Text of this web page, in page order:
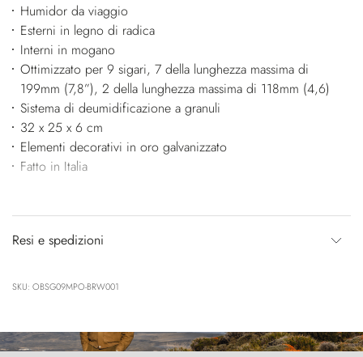
Humidor da viaggio
Esterni in legno di radica
Interni in mogano
Ottimizzato per 9 sigari, 7 della lunghezza massima di
199mm (7,8”), 2 della lunghezza massima di 118mm (4,6)
Sistema di deumidificazione a granuli
32 x 25 x 6 cm
Elementi decorativi in oro galvanizzato
Fatto in Italia
Resi e spedizioni
SKU: OBSG09MPO-BRW001